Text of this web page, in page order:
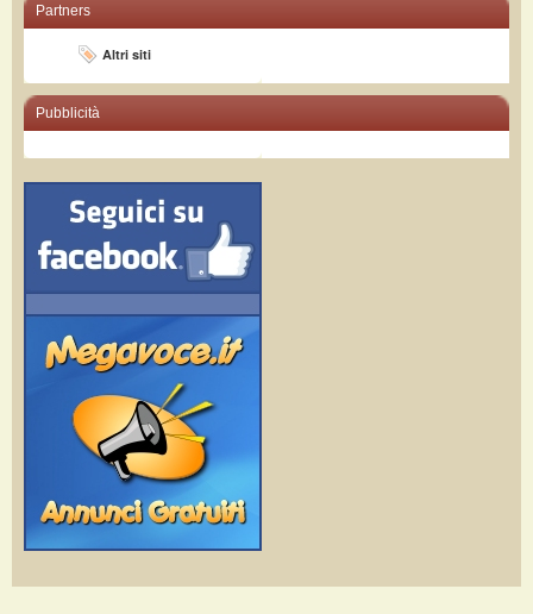
Partners
Altri siti
Pubblicità